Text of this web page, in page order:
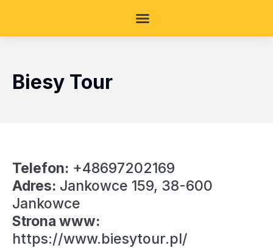
Biesy Tour
Telefon: +48697202169
Adres: Jankowce 159, 38-600
Jankowce
Strona www:
https://www.biesytour.pl/